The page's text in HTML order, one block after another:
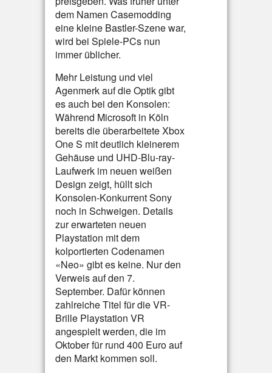
dem Namen Casemodding
eine kleine Bastler-Szene war,
wird bei Spiele-PCs nun
immer üblicher.
Mehr Leistung und viel
Agenmerk auf die Optik gibt
es auch bei den Konsolen:
Während Microsoft in Köln
bereits die überarbeitete Xbox
One S mit deutlich kleinerem
Gehäuse und UHD-Blu-ray-
Laufwerk im neuen weißen
Design zeigt, hüllt sich
Konsolen-Konkurrent Sony
noch in Schweigen. Details
zur erwarteten neuen
Playstation mit dem
kolportierten Codenamen
«Neo» gibt es keine. Nur den
Verweis auf den 7.
September. Dafür können
zahlreiche Titel für die VR-
Brille Playstation VR
angespielt werden, die im
Oktober für rund 400 Euro auf
den Markt kommen soll.